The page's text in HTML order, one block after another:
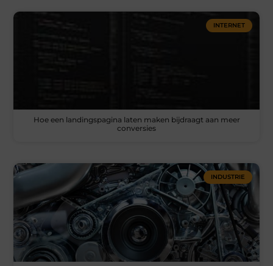
INTERNET
Hoe een landingspagina laten maken bijdraagt aan meer
conversies
INDUSTRIE